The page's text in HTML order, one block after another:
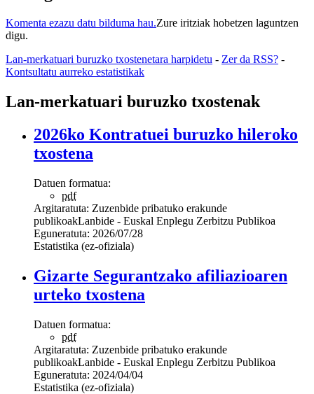
Komenta ezazu datu bilduma hau.Zure iritziak hobetzen laguntzen
digu.
Lan-merkatuari buruzko txostenetara harpidetu - Zer da RSS? -
Kontsultatu aurreko estatistikak
Lan-merkatuari buruzko txostenak
2026ko Kontratuei buruzko hileroko
txostena
Datuen formatua:
pdf
Argitaratuta: Zuzenbide pribatuko erakunde
publikoakLanbide - Euskal Enplegu Zerbitzu Publikoa
Eguneratuta: 2026/07/28
Estatistika (ez-ofiziala)
Gizarte Segurantzako afiliazioaren
urteko txostena
Datuen formatua:
pdf
Argitaratuta: Zuzenbide pribatuko erakunde
publikoakLanbide - Euskal Enplegu Zerbitzu Publikoa
Eguneratuta: 2024/04/04
Estatistika (ez-ofiziala)